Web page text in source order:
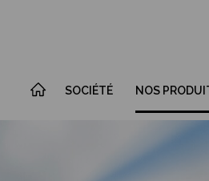
SOCIÉTÉ
NOS
APPLICATION